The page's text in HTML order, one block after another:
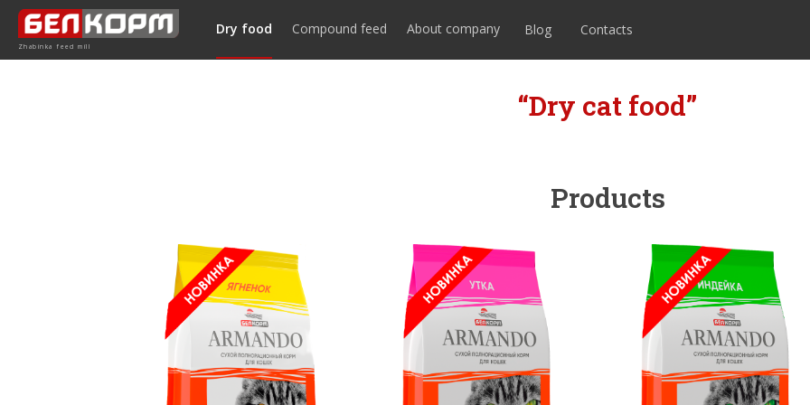
Zhabinka feed mill
Dry food Compound feed About company Blog Contacts
Главная/Сухой корм
“Dry cat food”
Products